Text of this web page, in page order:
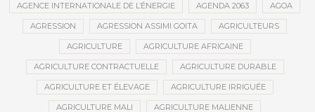
AGENCE INTERNATIONALE DE L’ÉNERGIE AGENDA 2063 AGOA
AGRESSION AGRESSION ASSIMI GOITA AGRICULTEURS
AGRICULTURE AGRICULTURE AFRICAINE
AGRICULTURE CONTRACTUELLE AGRICULTURE DURABLE
AGRICULTURE ET ÉLEVAGE AGRICULTURE IRRIGUÉE
AGRICULTURE MALI AGRICULTURE MALIENNE